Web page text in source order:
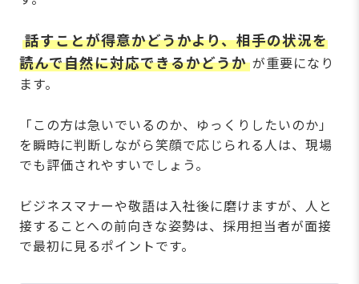
話すことが得意かどうかより、相手の状況を
読んで自然に対応できるかどうか が重要になり
ます。
「この方は急いでいるのか、ゆっくりしたいのか」
を瞬時に判断しながら笑顔で応じられる人は、現場
でも評価されやすいでしょう。
ビジネスマナーや敬語は入社後に磨けますが、人と
接することへの前向きな姿勢は、採用担当者が面接
で最初に見るポイントです。